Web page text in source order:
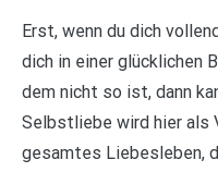
Erst, wenn du dich
dich in einer glücklichen
dem nicht so ist, dann
Selbstliebe wird hier als
gesamtes Liebesleben,